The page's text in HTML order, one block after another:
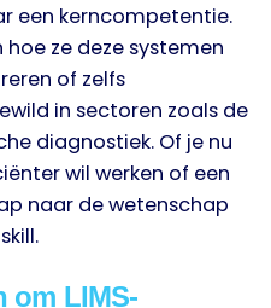
een kerncompetentie.
ze deze systemen
of zelfs
in sectoren zoals de
diagnostiek. Of je nu
wil werken of een
naar de wetenschap
om LIMS-